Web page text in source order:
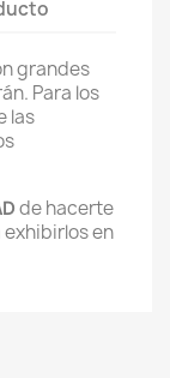
grandes
Para los
las
de hacerte
en